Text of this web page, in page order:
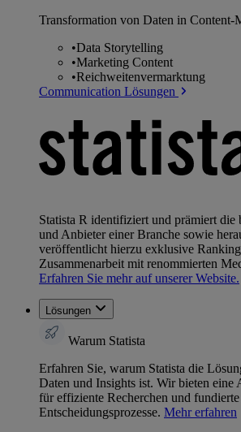
Transformation von Daten in Content-
•Data Storytelling
•Marketing Content
•Reichweitenvermarktung
Communication Lösungen
Statista R identifiziert und prämiert die
und Anbieter einer Branche sowie
veröffentlicht hierzu exklusive
Zusammenarbeit mit renommierten
Erfahren Sie mehr auf unserer Website.
Lösungen
Warum Statista
Erfahren Sie, warum Statista die
Daten und Insights ist. Wir bieten
für effiziente Recherchen und fundierte
Entscheidungsprozesse. Mehr erfahren